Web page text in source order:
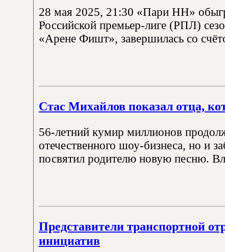
28 мая 2025, 21:30 «Пари НН»
Российской премьер-лиге (РПЛ)
«Арене Фишт», завершилась со
Стас Михайлов показал отца,
56-летний кумир миллионов
отечественного шоу-бизнеса, но и
посвятил родителю новую песню.
Представители транспортной
инициатив